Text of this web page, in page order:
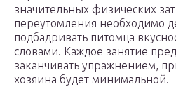
значительных физических
переутомления необходимо
подбадривать питомца
словами. Каждое занятие
заканчивать упражнением,
хозяина будет минимальной.